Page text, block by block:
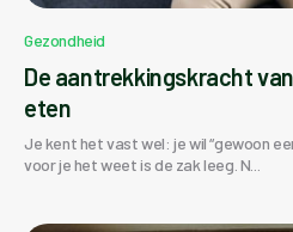
Gezondheid
De aantrekkingskracht
eten
Je kent het vast wel: je wil “gewoon
voor je het weet is de zak leeg. N...